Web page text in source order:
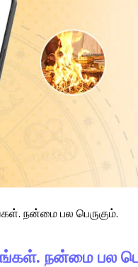
நன்மை பல பெருகும்.
நன்மை பல